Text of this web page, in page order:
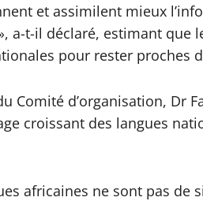
et assimilent mieux
a-t-il déclaré, estimant que
pour rester proches
Comité d’organisation, Dr
croissant des langues
africaines ne sont pas